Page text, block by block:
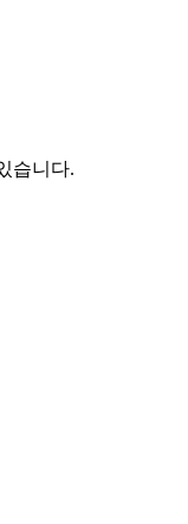
습니다.